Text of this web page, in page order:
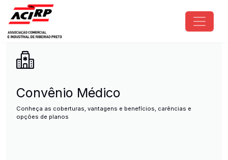
Pular para o conteúdo principal
ACIRP - Associação Comercial
Convênio Médico
Conheça as coberturas, vantagens e benefícios, carências e
opções de planos